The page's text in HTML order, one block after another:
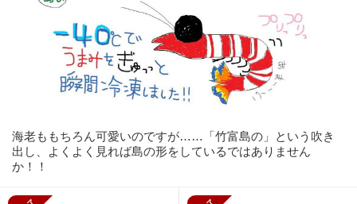
海老ももちろん可愛いのですが……「竹富島の」という吹き
出し、よくよく見れば島の形をしているではありません
か！！